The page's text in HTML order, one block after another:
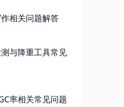
相关问题解答
与降重工具常见
率相关常见问题